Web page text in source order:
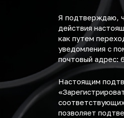
Я подтверждаю,
действия
как путем
уведомления с
почтовый адрес:
Настоящим
позволяет